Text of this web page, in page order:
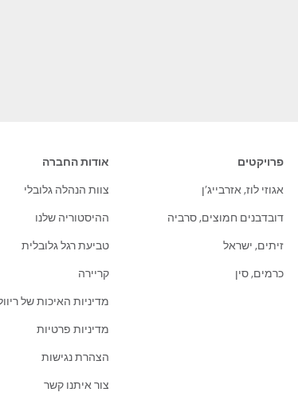
פרויקטים
אגוזי לוז, אזרבייג’ן
דובדבנים חמוצים, סרביה
זיתים, ישראל
כרמים, סין
אודות החברה
צוות הנהלה גלובלי
ההיסטוריה שלנו
טביעת רגל גלובלית
קריירה
מדיניות האיכות של
מדיניות פרטיות
הצהרת נגישות
צור איתנו קשר